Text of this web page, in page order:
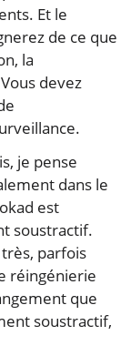
Et le
de ce que
la
devez
je pense
dans le
est
soustractif.
très, parfois
réingénierie
que
soustractif,